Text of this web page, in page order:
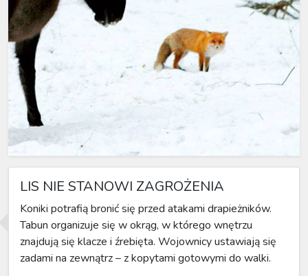
LIS NIE STANOWI ZAGROŻENIA
Koniki potrafią bronić się przed atakami drapieżników.
Tabun organizuje się w okrąg, w którego wnętrzu
znajdują się klacze i źrebięta. Wojownicy ustawiają się
zadami na zewnątrz – z kopytami gotowymi do walki.